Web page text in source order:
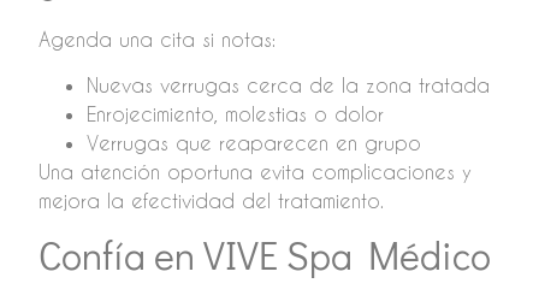
Agenda una cita si notas:
Nuevas verrugas cerca de la zona tratada
Enrojecimiento, molestias o dolor
Verrugas que reaparecen en grupo
Una atención oportuna evita complicaciones y
mejora la efectividad del tratamiento.
Confía en VIVE Spa Médico